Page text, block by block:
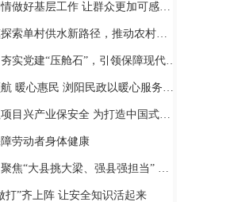
做好基层工作 让群众更加可感可及
单村供水新路径，推动农村安全饮水提质升级
党建“压舱石”，引领保障现代化建设新征程
暖心惠民 浏阳民政以暖心服务书写惠民答卷
产业保安全 为打造中国式现代化县域示范作出更大贡献
劳动者身体健康
大县挑大梁、强县强担当” 保持定力真抓实干奋发作为
打”齐上阵 让安全知识活起来